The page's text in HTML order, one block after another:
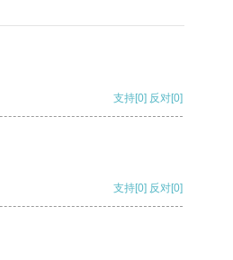
支持[0] 反对[0]
支持[0] 反对[0]